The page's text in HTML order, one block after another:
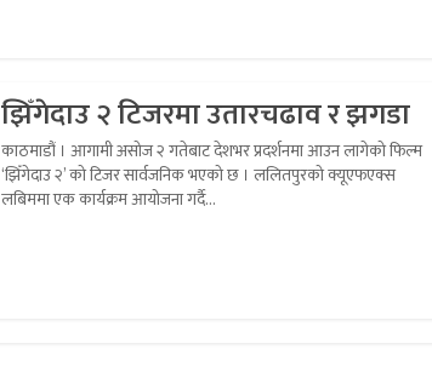
झिँगेदाउ २ टिजरमा उतारचढाव र झगडा
काठमाडौं । आगामी असोज २ गतेबाट देशभर प्रदर्शनमा आउन लागेको फिल्म
‘झिँगेदाउ २’ को टिजर सार्वजनिक भएको छ । ललितपुरको क्यूएफएक्स
लबिममा एक कार्यक्रम आयोजना गर्दै...